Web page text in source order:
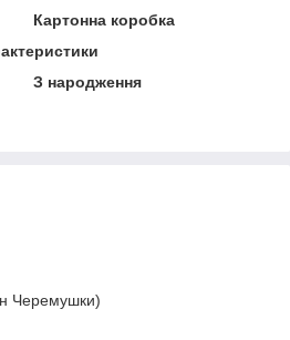
Картонна коробка
З народження
Черемушки)